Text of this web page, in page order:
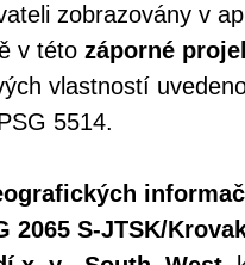
zobrazovány v
v této záporné
vlastností
5514.
2065 S-JTSK/